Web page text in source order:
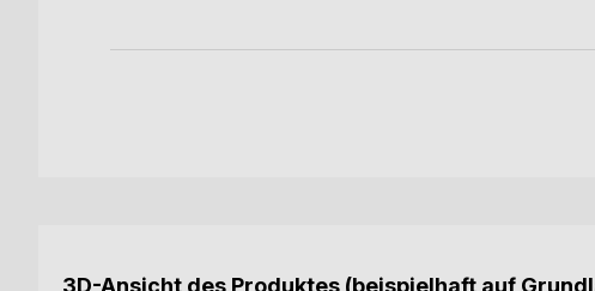
3D-Ansicht des Produktes (beispielhaft auf